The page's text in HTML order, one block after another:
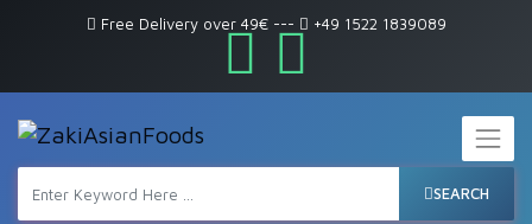
Free Delivery over 49€--- +49 1522 1839089
SEARCH